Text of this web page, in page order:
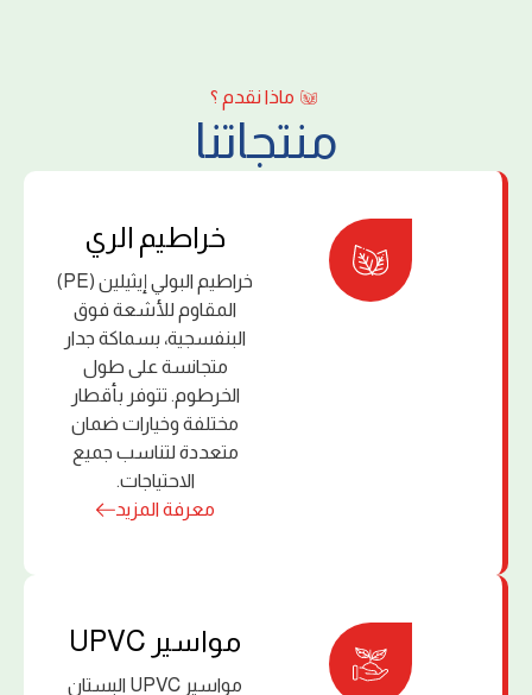
ماذا نقدم ؟
منتجاتنا
ﺧﺮاﻃﻴﻢ اﻟﺮي
خراطيم البولي إﻳﺜﻴﻠﻴﻦ (PE)
اﻟﻤﻘﺎوم ﻟﻸﺷﻌﺔ ﻓﻮق
اﻟﺒﻨﻔﺴﺠﻴﺔ، ﺑﺴﻤﺎﻛﺔ ﺟﺪار
ﻣﺘﺠﺎﻧﺴﺔ ﻋﻠﻰ ﻃﻮل
اﻟﺨﺮﻃﻮم. ﺗﺘﻮﻓﺮ ﺑﺄﻗﻄﺎر
ﻣﺨﺘﻠﻔﺔ وﺧﻴﺎرات ﺿﻤﺎن
ﻣﺘﻌﺪدة ﻟﺘﻨﺎﺳﺐ ﺟﻤﻴﻊ
اﻻﺣﺘﻴﺎﺟﺎت.
معرفة المزيد
ﻣﻮاﺳﻴﺮ UPVC
مواسير UPVC البستان